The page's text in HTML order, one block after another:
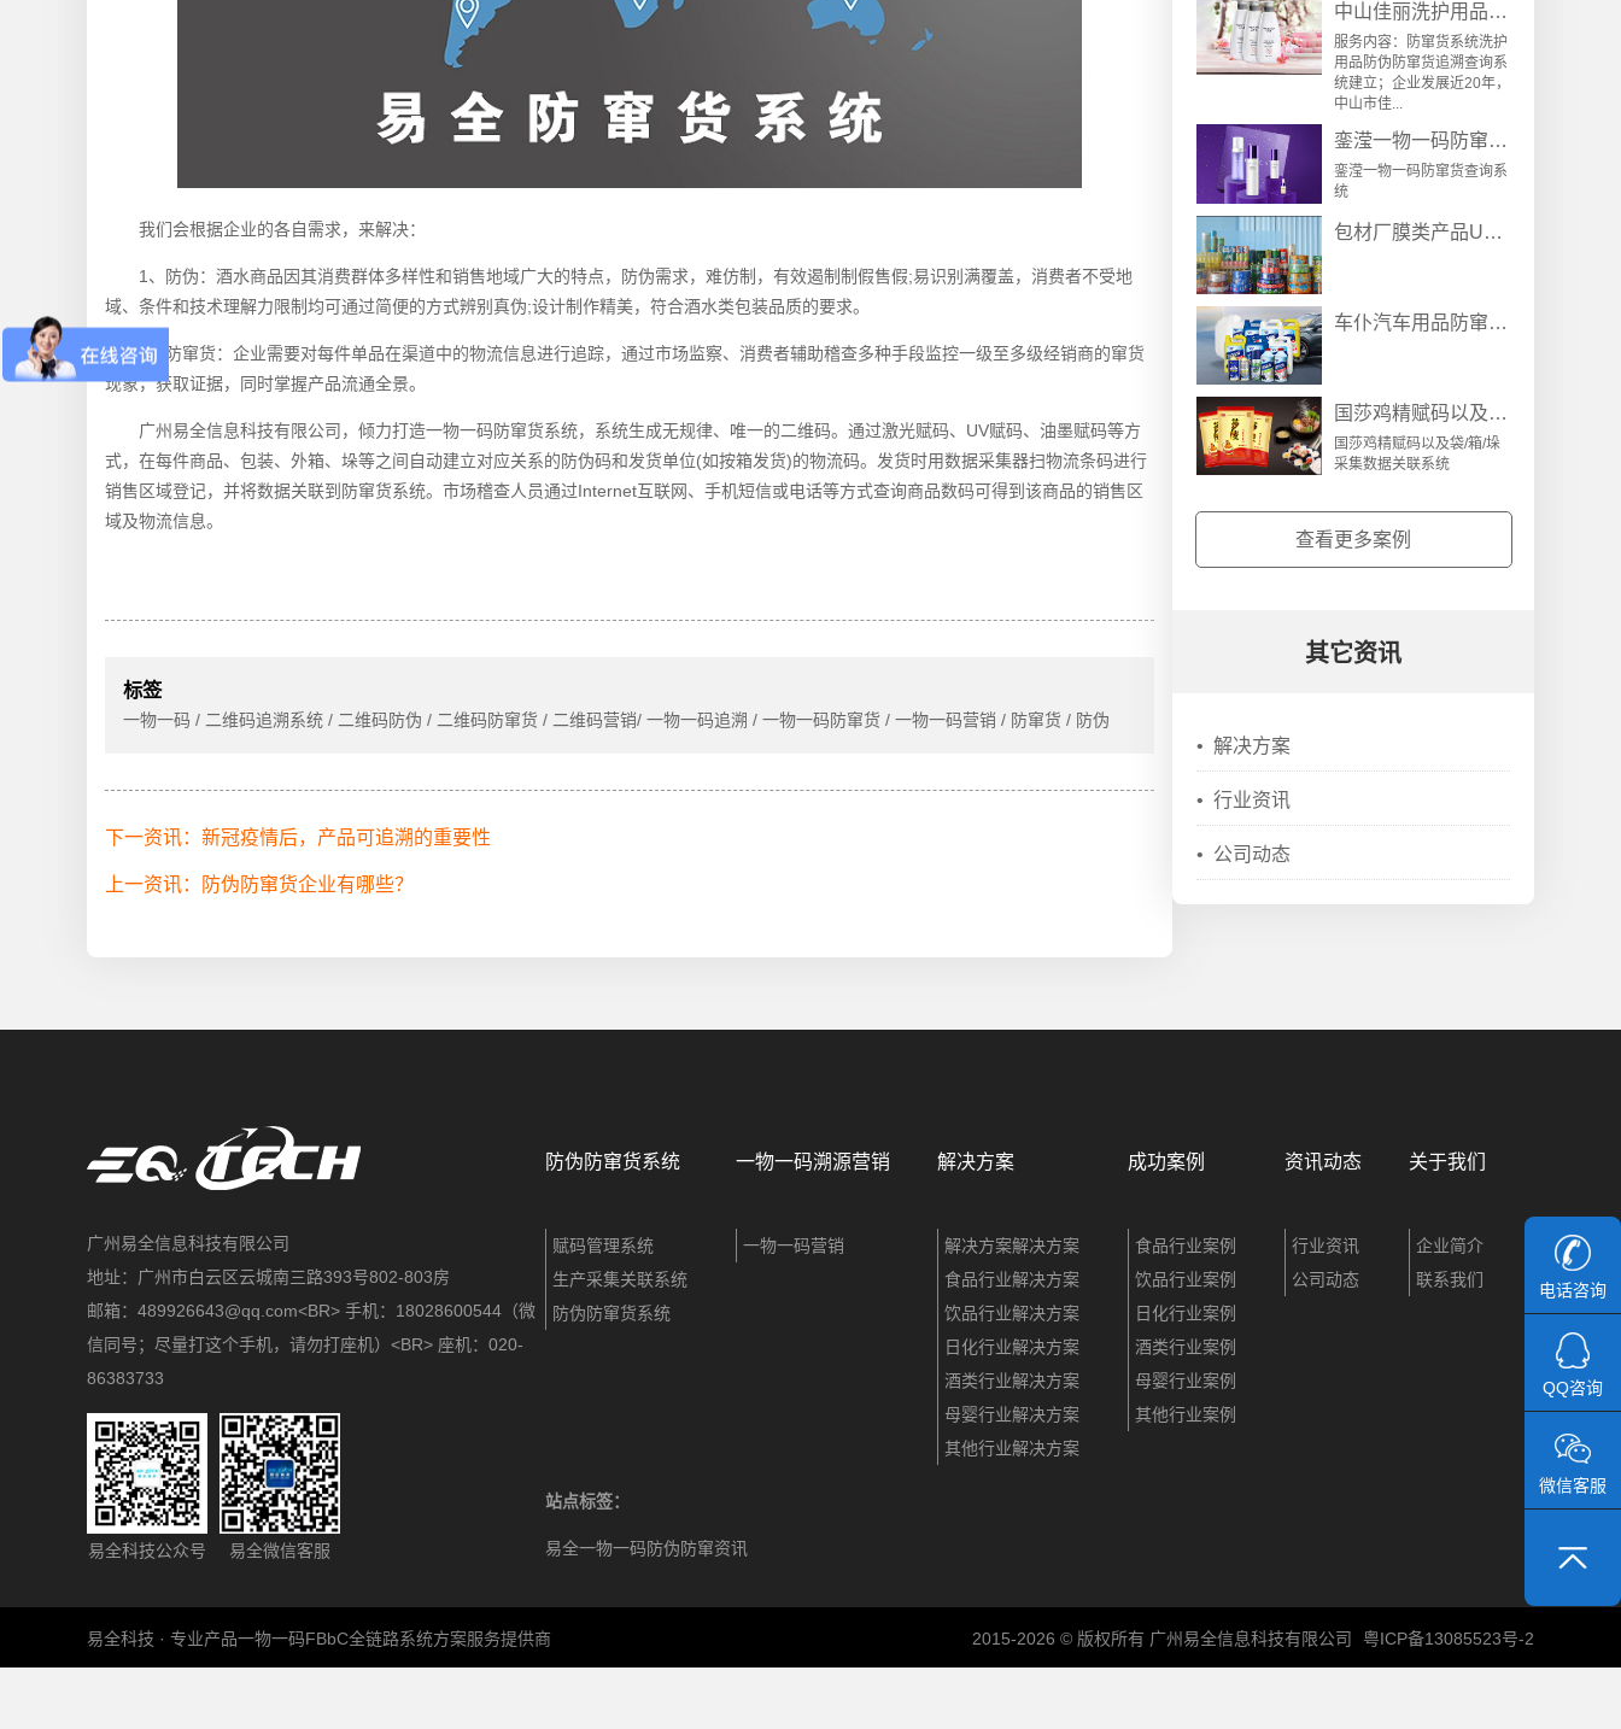
我们会根据企业的各自需求，来解决：
1、防伪：酒水商品因其消费群体多样性和销售地域广大的特点，防伪需求，难仿制，有效遏制制假售假;易识别满覆盖，消费者不受地
域、条件和技术理解力限制均可通过简便的方式辨别真伪;设计制作精美，符合酒水类包装品质的要求。
2、防窜货：企业需要对每件单品在渠道中的物流信息进行追踪，通过市场监察、消费者辅助稽查多种手段监控一级至多级经销商的窜货
现象，获取证据，同时掌握产品流通全景。
广州易全信息科技有限公司 ，倾力打造一物一码防窜货系统，系统生成无规律、唯一的二维码。通过激光赋码、UV赋码、油墨赋码等方
式，在每件商品、包装、外箱、垛等之间自动建立对应关系的防伪码和发货单位(如按箱发货)的物流码。发货时用数据采集器扫物流条码进行
销售区域登记，并将数据关联到防窜货系统。市场稽查人员通过Internet互联网、手机短信或电话等方式查询商品数码可得到该商品的销售区
域及物流信息。
标签
一物一码 / 二维码追溯系统 / 二维码防伪 / 二维码防窜货 / 二维码营销/ 一物一码追溯 / 一物一码防窜货 / 一物一码营销 / 防窜货 / 防伪
下一资讯：新冠疫情后，产品可追溯的重要性
上一资讯：防伪防窜货企业有哪些？
中山佳丽洗护用品防伪防窜货追溯查询系统案例
服务内容：防窜货系统洗护
用品防伪防窜货追溯查询系
统建立；企业发展近20年，
中山市佳...
銮滢一物一码防窜货查询系统
銮滢一物一码防窜货查询系
统
包材厂膜类产品UV数码喷墨与二维码检测系统
车仆汽车用品防窜货红包营销套标系统解决方案
国莎鸡精赋码以及袋/箱/垛采集数据关联系统
国莎鸡精赋码以及袋/箱/垛
采集数据关联系统
查看更多案例
其它资讯
• 解决方案
• 行业资讯
• 公司动态
广州易全信息科技有限公司
地址：广州市白云区云城南三路393号802-803房
邮箱：489926643@qq.com<BR> 手机：18028600544（微
信同号；尽量打这个手机，请勿打座机）<BR> 座机：020-
86383733
易全科技公众号 易全微信客服
防伪防窜货系统
赋码管理系统
生产采集关联系统
防伪防窜货系统
一物一码溯源营销
一物一码营销
解决方案
解决方案解决方案
食品行业解决方案
饮品行业解决方案
日化行业解决方案
酒类行业解决方案
母婴行业解决方案
其他行业解决方案
成功案例
食品行业案例
饮品行业案例
日化行业案例
酒类行业案例
母婴行业案例
其他行业案例
资讯动态
行业资讯
公司动态
关于我们
企业简介
联系我们
站点标签：
易全一物一码防伪防窜资讯
易全科技 · 专业产品一物一码FBbC全链路系统方案服务提供商 2015-2026 © 版权所有 广州易全信息科技有限公司 粤ICP备13085523号-2
电话咨询
QQ咨询
微信客服